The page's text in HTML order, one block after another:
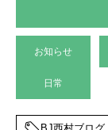
お知らせ
日常